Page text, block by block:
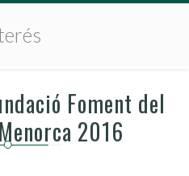
Foment del
2016